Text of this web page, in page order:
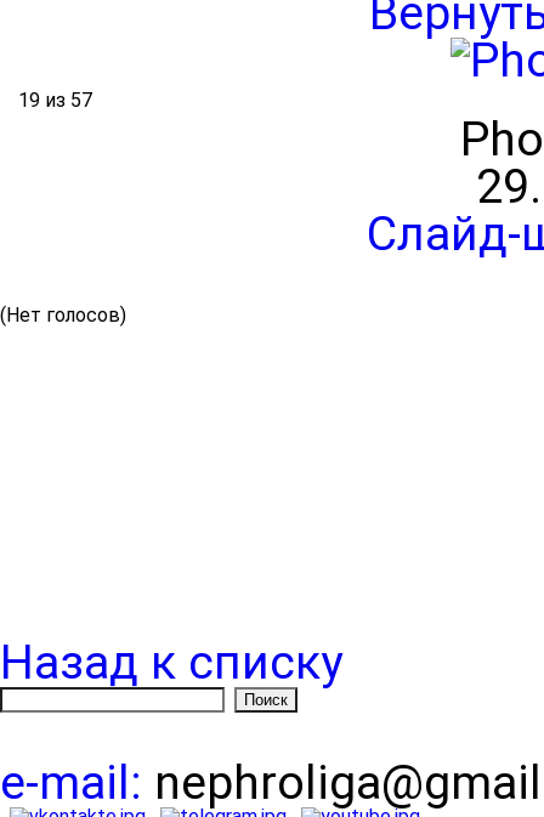
19 из 57
Слайд-
(Нет голосов)
Назад к списку
e-mail: